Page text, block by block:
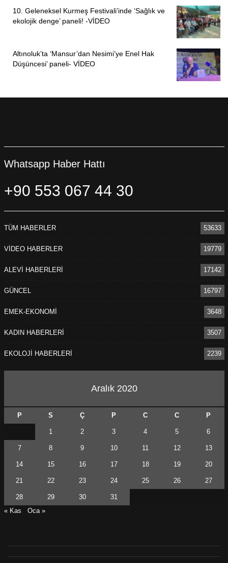
10. Geleneksel Kurmeş Festivali’inde ‘Sağlık ve
ekolojik denge’ paneli! -VİDEO
Altınoluk’ta ‘Mansur’dan Nesimi’ye Enel Hak
Düşüncesi’ paneli- VİDEO
Whatsapp Haber Hattı
+90 553 067 44 30
TÜM HABERLER 53633
VİDEO HABERLER 19779
ALEVİ HABERLERİ 17142
GÜNCEL 16797
EMEK-EKONOMİ 3648
KADIN HABERLERİ 3507
EKOLOJİ HABERLERİ 2239
Aralık 2020
P S Ç P C C P
1 2 3 4 5 6
7 8 9 10 11 12 13
14 15 16 17 18 19 20
21 22 23 24 25 26 27
28 29 30
31
« Kas
Oca »